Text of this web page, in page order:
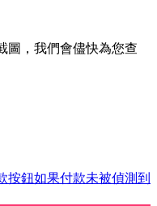
圖，我們會儘快為您查
按鈕如果付款未被偵測到